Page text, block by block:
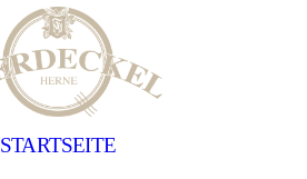
STARTSEITE